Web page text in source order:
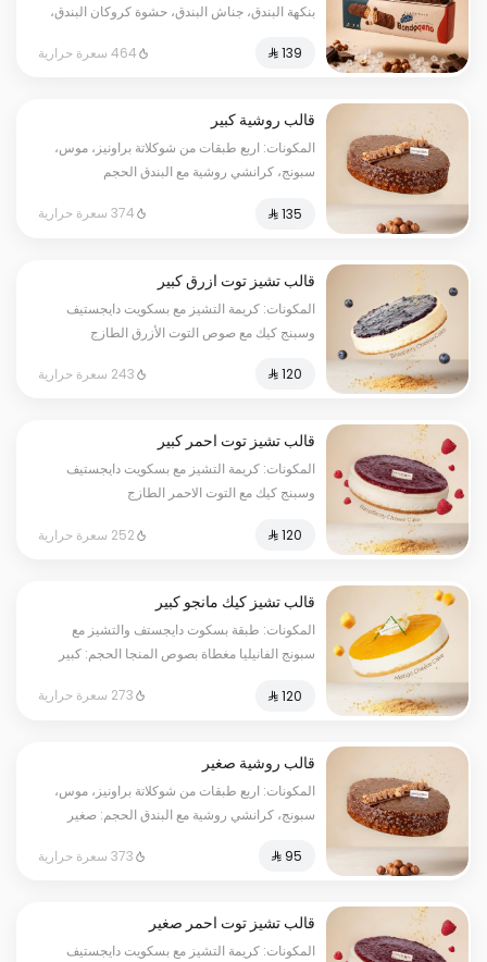
بنكهة البندق، جناش البندق، حشوة كروكان البندق،
464 سعرة حرارية
قالب روشية كبير
المكونات: اربع طبقات من شوكلاتة براونيز، موس،
سبونج، كرانشي روشية مع البندق الحجم
374 سعرة حرارية
قالب تشيز توت ازرق كبير
المكونات: كريمة التشيز مع بسكويت دايجستيف
وسبنج كيك مع صوص التوت الأزرق الطازج
243 سعرة حرارية
قالب تشيز توت احمر كبير
المكونات: كريمة التشيز مع بسكويت دايجستيف
وسبنج كيك مع التوت الاحمر الطازج
252 سعرة حرارية
قالب تشيز كيك مانجو كبير
المكونات: طبقة بسكوت دايجستف والتشيز مع
سبونج الفانيليا مغطاة بصوص المنجا الحجم: كبير
273 سعرة حرارية
قالب روشية صغير
المكونات: اربع طبقات من شوكلاتة براونيز، موس،
سبونج، كرانشي روشية مع البندق الحجم: صغير
373 سعرة حرارية
قالب تشيز توت احمر صغير
المكونات: كريمة التشيز مع بسكويت دايجستيف